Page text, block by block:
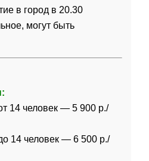
в город в 20.30
могут быть
14 человек — 5 900 р./
14 человек — 6 500 р./